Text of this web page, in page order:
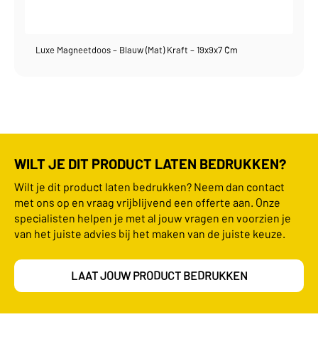
Luxe Magneetdoos – Blauw (mat) Kraft – 19x9x7 Cm
WILT JE DIT PRODUCT LATEN BEDRUKKEN?
Wilt je dit product laten bedrukken? Neem dan contact
met ons op en vraag vrijblijvend een offerte aan. Onze
specialisten helpen je met al jouw vragen en voorzien je
van het juiste advies bij het maken van de juiste keuze.
LAAT JOUW PRODUCT BEDRUKKEN